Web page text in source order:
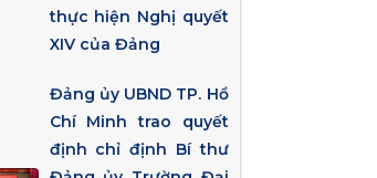
thực hiện Nghị quyết
XIV của Đảng
Đảng ủy UBND TP. Hồ
Chí Minh trao quyết
định chỉ định Bí thư